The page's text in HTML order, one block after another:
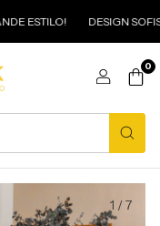
ESTILO! DESIGN
0
1 /7